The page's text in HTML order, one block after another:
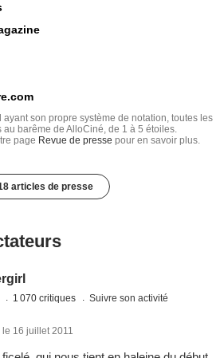
son propre système de notation, toutes les
barême de AlloCiné, de 1 à 5 étoiles.
page Revue de presse pour en savoir plus.
articles de presse
1 070 critiques Suivre son activité
le 16 juillet 2011